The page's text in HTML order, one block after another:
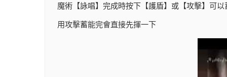
魔術【詠唱】完成時按下【護盾】或【攻擊】可以
用攻擊蓄能完會直接先揮一下